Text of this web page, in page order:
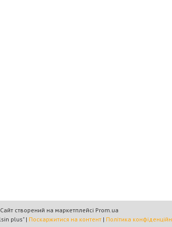
Сайт створений на маркетплейсі Prom.ua
Інтернет-магазин "Apelsin plus" | Поскаржитися на контент | Політика